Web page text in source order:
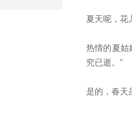
夏天呢，花
热情的夏姑
究已逝。”
是的，春天